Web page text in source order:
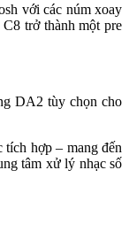
với các núm xoay
trở thành một pre
DA2 tùy chọn cho
hợp – mang đến
tâm xử lý nhạc số